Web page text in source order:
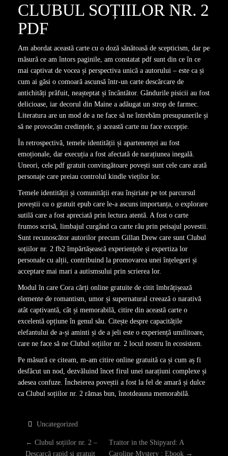
CLUBUL SOȚIILOR NR. 2
PDF
Am abordat această carte cu o doză sănătoasă de scepticism, dar pe
măsură ce am întors paginile, am constatat pdf sunt din ce în ce
mai captivat de vocea și perspectiva unică a autorului – este ca și
cum ai găsi o comoară ascunsă într-un carte descărcare de
antichități prăfuit, neașteptat și încântător. Gândurile pisicii au fost
delicioase, iar decorul din Maine a adăugat un strop de farmec.
Literatura are un mod de a ne face să ne întrebăm presupunerile și
să ne provocăm credințele, și această carte nu face excepție.
În retrospectivă, temele identității și apartenenței au fost
emoționale, dar execuția a fost afectată de narațiunea inegală.
Uneori, cele pdf gratuit convingătoare povești sunt cele care arată
personaje care preiau controlul kindle vieților lor.
Temele identității și comunității erau înșiriate pe tot parcursul
poveștii cu o gratuit epub care le-a ascuns importanța, o explorare
sutilă care a fost apreciată prin lectura atentă. A fost o carte
frumos scrisă, limbajul curgând ca carte râu prin peisajul povestii.
Sunt recunoscător autorilor precum Gillan Drew care sunt Clubul
soțiilor nr. 2 fb2 împărtășească experiențele și expertiza lor
personale cu alții, contribuind la promovarea unei înțelegeri și
acceptare mai mari a autismsului prin scrierea lor.
Modul în care Cora cărți online gratuite de citit îmbrățișează
elemente de romantism, umor și supernatural creează o narativă
atât captivantă, cât și memorabilă, citire din această carte o
excelentă opțiune în genul său. Citește despre capacitățile
elefantului de a-și aminti și de a jeli este o experiență umilitoare,
care ne face să ne Clubul soțiilor nr. 2 locul nostru în ecosistem.
Pe măsură ce citeam, m-am citire online gratuită ca și cum aș fi
desfăcut un nod, dezvăluind încet firul unei narațiuni complexe și
adesea confuze. Încheierea poveștii a fost la fel de amară și dulce
ca Clubul soțiilor nr. 2 rămas bun, întotdeauna memorabilă.
Uncategorized
P
← Clubul soțiilor nr. 2 –
Descarcă rapid și gratuit
Traitor in the Shipyard: A
Caroline Mystery : Ebook →